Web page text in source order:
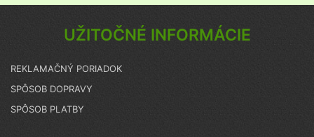
UŽITOČNÉ INFORMÁCIE
REKLAMAČNÝ PORIADOK
SPÔSOB DOPRAVY
SPÔSOB PLATBY